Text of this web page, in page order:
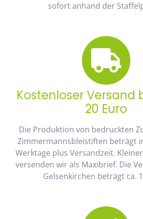
sofort anhand der
Kostenloser Versand
20 Euro
Die Produktion von bedruckten
Zimmermannsbleistiften beträgt
Werktage plus Versandzeit.
versenden wir als Maxibrief. Die
Gelsenkirchen beträgt ca.